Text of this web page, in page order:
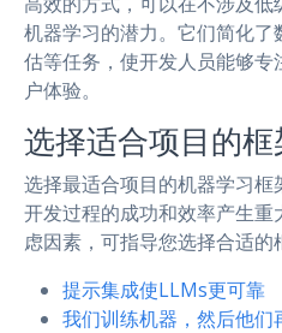
机器学习的潜力。它们简化
估等任务，使开发人员能够
户体验。
选择适合项目的框
选择最适合项目的机器学习
开发过程的成功和效率产生
虑因素，可指导您选择合适的
提示集成使LLMs更可靠
我们训练机器，然后他